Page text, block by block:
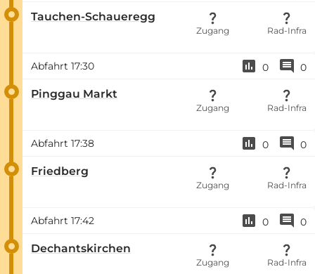
Tauchen-Schaueregg
Zugang Rad-Infra
Abfahrt 17:30 0 0
Pinggau Markt
Zugang Rad-Infra
Abfahrt 17:38 0 0
Friedberg
Zugang Rad-Infra
Abfahrt 17:42 0 0
Dechantskirchen
Zugang Rad-Infra